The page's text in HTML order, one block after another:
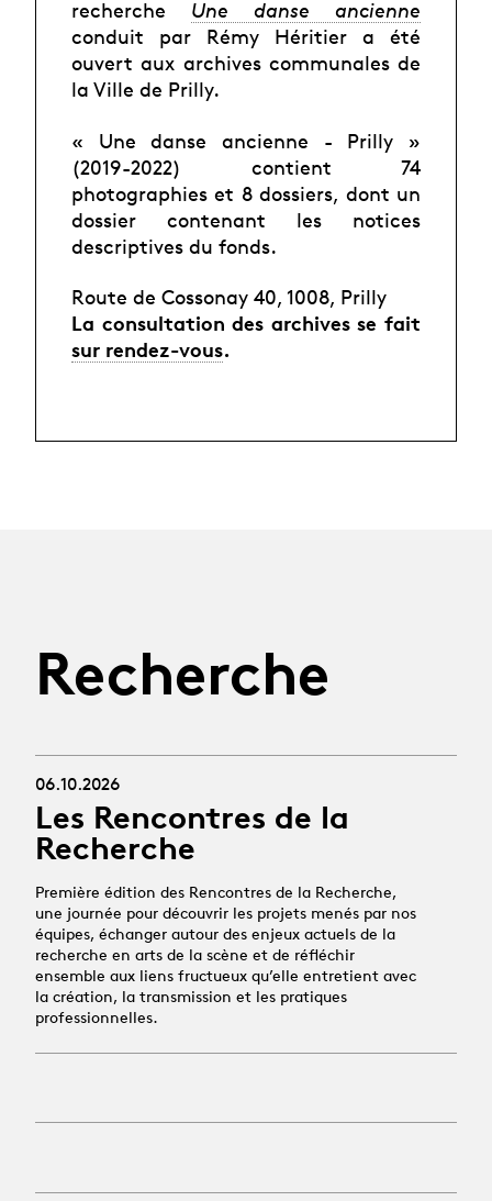
recherche Une danse ancienne
conduit par Rémy Héritier a été
ouvert aux archives communales de
la Ville de Prilly.
« Une danse ancienne - Prilly »
(2019-2022) contient 74
photographies et 8 dossiers, dont un
dossier contenant les notices
descriptives du fonds.
Route de Cossonay 40, 1008, Prilly
La consultation des archives se fait
sur rendez-vous.
Recherche
06.10.2026
Les Rencontres de la
Recherche
Première édition des Rencontres de la Recherche,
une journée pour découvrir les projets menés par nos
équipes, échanger autour des enjeux actuels de la
recherche en arts de la scène et de réfléchir
ensemble aux liens fructueux qu’elle entretient avec
la création, la transmission et les pratiques
professionnelles.